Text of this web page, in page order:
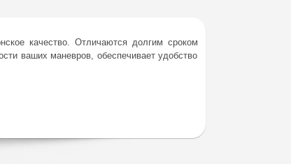
качество. Отличаются долгим сроком
ваших маневров, обеспечивает удобство